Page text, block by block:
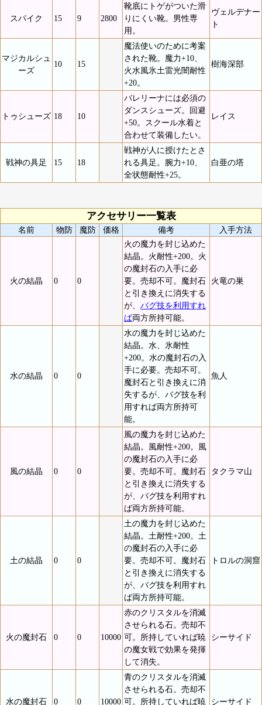
スパイク 15 9 2800
靴底にトゲがついた滑
りにくい靴。男性専
用。
ヴェルデナー
ト
マジカルシュ
ーズ
10 15
魔法使いのために考案
された靴。魔力+10、
火水風氷土雷光闇耐性
+20。
樹海深部
トゥシューズ 18 10
バレリーナには必須の
ダンスシューズ。回避
+50。スクール水着と
合わせて装備したい。
レイス
戦神の具足 15 18
戦神が人に授けたとさ
れる具足。腕力+10、
全状態耐性+25。
白亜の塔
アクセサリー一覧表
名前 物防 魔防 価格 備考 入手方法
火の結晶 0 0
火の魔力を封じ込めた
結晶。火耐性+200。火
の魔封石の入手に必
要。売却不可。魔封石
と引き換えに消失する
が、 バグ技を利用すれ
ば両方所持可能。
火竜の巣
水の結晶 0 0
水の魔力を封じ込めた
結晶。水、氷耐性
+200。水の魔封石の入
手に必要。売却不可。
魔封石と引き換えに消
失するが、バグ技を利
用すれば両方所持可
能。
魚人
風の結晶 0 0
風の魔力を封じ込めた
結晶。風耐性+200。風
の魔封石の入手に必
要。売却不可。魔封石
と引き換えに消失する
が、バグ技を利用すれ
ば両方所持可能。
タクラマ山
土の結晶 0 0
土の魔力を封じ込めた
結晶。土耐性+200。土
の魔封石の入手に必
要。売却不可。魔封石
と引き換えに消失する
が、バグ技を利用すれ
ば両方所持可能。
トロルの洞窟
火の魔封石 0 0 10000
赤のクリスタルを消滅
させられる石。売却不
可。所持していれば暁
の魔女戦で効果を発揮
して消失。
シーサイド
水の魔封石 0 0 10000
青のクリスタルを消滅
させられる石。売却不
可。所持していれば暁
シーサイド